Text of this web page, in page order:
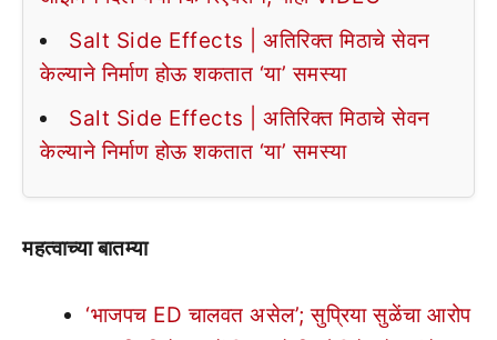
Salt Side Effects | अतिरिक्त मिठाचे सेवन
केल्याने निर्माण होऊ शकतात ‘या’ समस्या
Salt Side Effects | अतिरिक्त मिठाचे सेवन
केल्याने निर्माण होऊ शकतात ‘या’ समस्या
महत्वाच्या बातम्या
‘भाजपच ED चालवत असेल’; सुप्रिया सुळेंचा आरोप